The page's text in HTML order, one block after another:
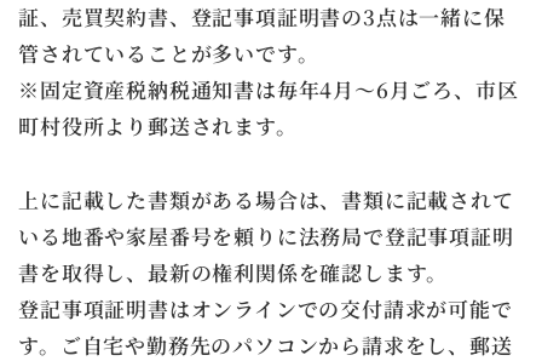
証、売買契約書、登記事項証明書の3点は一緒に保
管されていることが多いです。
※固定資産税納税通知書は毎年4月～6月ごろ、市区
町村役所より郵送されます。
上に記載した書類がある場合は、書類に記載されて
いる地番や家屋番号を頼りに法務局で登記事項証明
書を取得し、最新の権利関係を確認します。
登記事項証明書はオンラインでの交付請求が可能で
す。ご自宅や勤務先のパソコンから請求をし、郵送